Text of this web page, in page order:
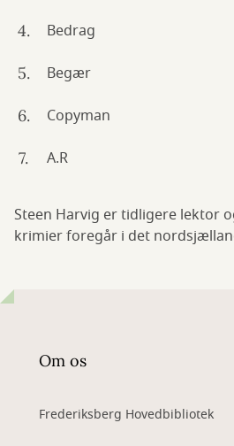
Bedrag
Begær
Copyman
A.R
Steen Harvig er tidligere lektor
krimier foregår i det
Om os
Frederiksberg Hovedbibliotek